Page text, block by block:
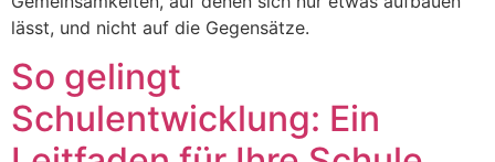
lässt, und nicht auf die Gegensätze.
So gelingt
Schulentwicklung: Ein